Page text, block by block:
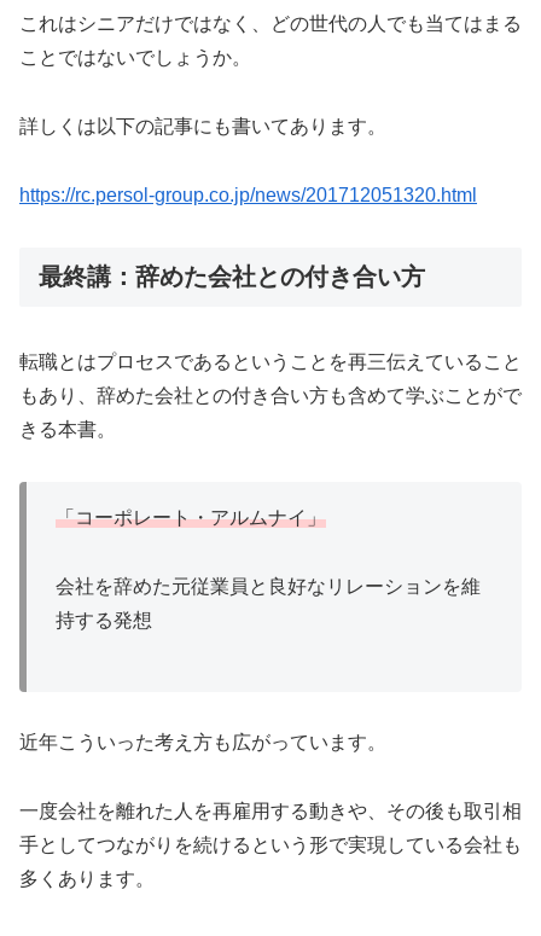
これはシニアだけではなく、どの世代の人でも当てはまる
ことではないでしょうか。
詳しくは以下の記事にも書いてあります。
https://rc.persol-group.co.jp/news/201712051320.html
最終講：辞めた会社との付き合い方
転職とはプロセスであるということを再三伝えていること
もあり、辞めた会社との付き合い方も含めて学ぶことがで
きる本書。
「コーポレート・アルムナイ」
会社を辞めた元従業員と良好なリレーションを維
持する発想
近年こういった考え方も広がっています。
一度会社を離れた人を再雇用する動きや、その後も取引相
手としてつながりを続けるという形で実現している会社も
多くあります。